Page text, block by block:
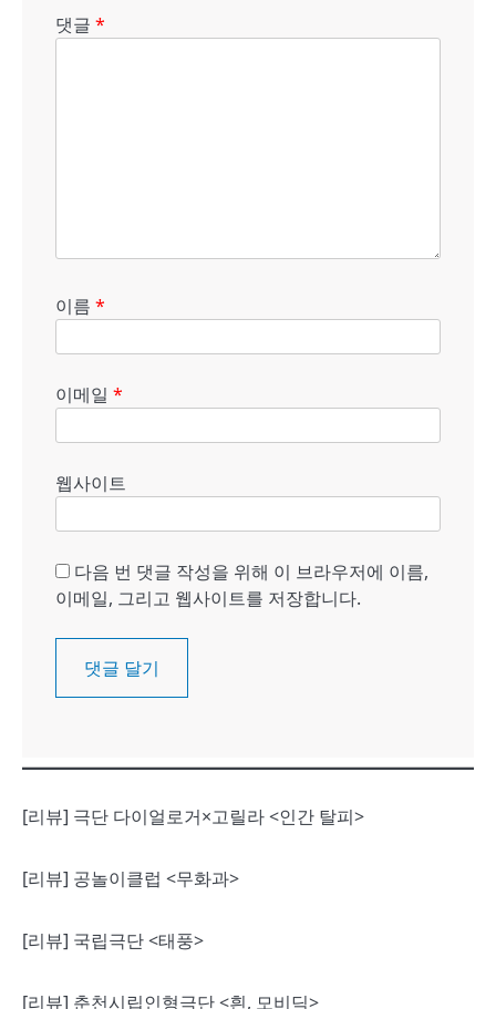
댓글 *
이름 *
이메일 *
웹사이트
다음 번 댓글 작성을 위해 이 브라우저에 이름,
이메일, 그리고 웹사이트를 저장합니다.
[리뷰] 극단 다이얼로거×고릴라 <인간 탈피>
[리뷰] 공놀이클럽 <무화과>
[리뷰] 국립극단 <태풍>
[리뷰] 춘천시립인형극단 <흰, 모비딕>